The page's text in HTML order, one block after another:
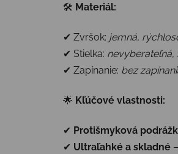
🛠 Materiál:
✔ Zvršok: jemná,
✔ Stielka: nevyberateľná,
✔ Zapínanie: bez
🌟 Kľúčové vlastnosti:
✔ Protišmyková
✔ Ultraľahké a skladné